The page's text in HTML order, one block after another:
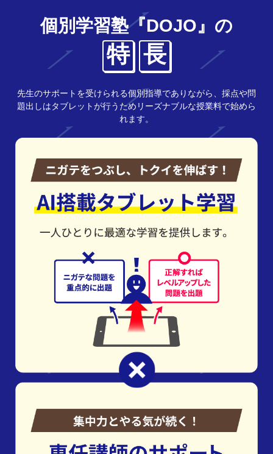
個別学習塾『DOJO』の
特 長
先生のサポートを受けられる個別指導でありながら、採点や問
題出しはタブレットが行うためリーズナブルな授業料で始めら
れます。